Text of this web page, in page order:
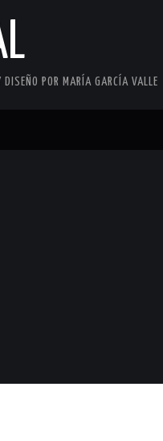
DISEÑO POR MARÍA GARCÍA VALLE